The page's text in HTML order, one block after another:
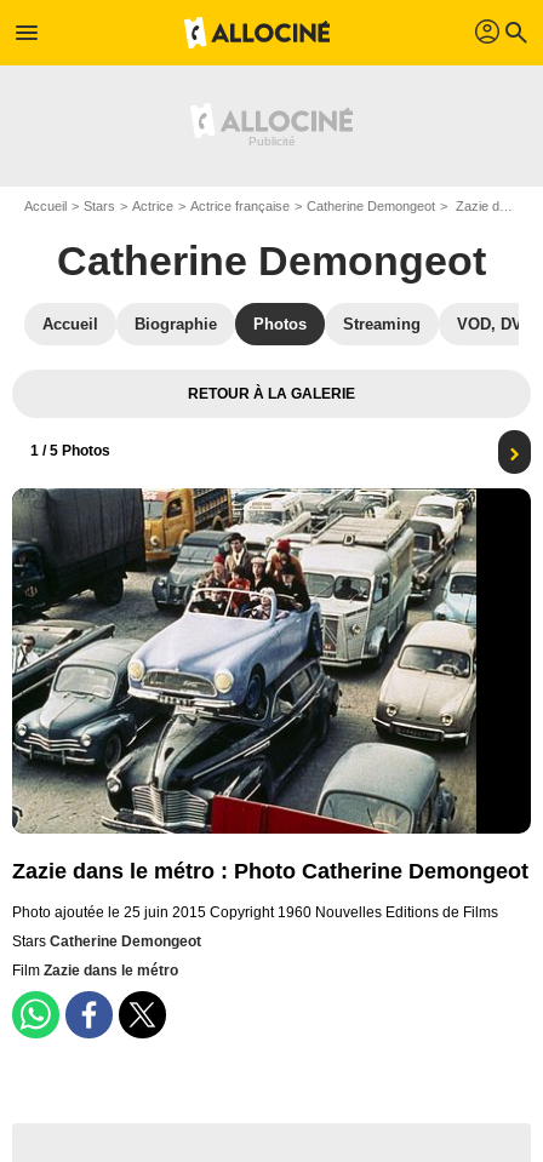
menu profil search
Accueil Stars Actrice Actrice française Catherine Demongeot Zazie dans le métro : Photo Catherine Demongeot
Catherine Demongeot
Accueil Biographie Photos Streaming VOD, DVD
RETOUR À LA GALERIE
1 / 5 Photos
Zazie dans le métro : Photo Catherine Demongeot
Photo ajoutée le 25 juin 2015 Copyright 1960 Nouvelles Editions de Films
Stars Catherine Demongeot
Film Zazie dans le métro